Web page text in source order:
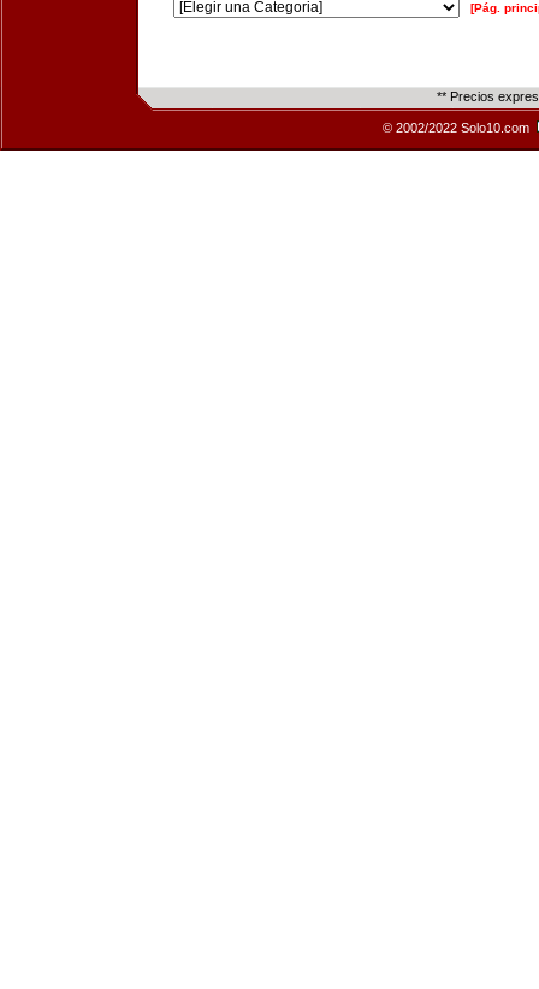
[Pág.
** Precios
© 2002/2022 Solo10.com